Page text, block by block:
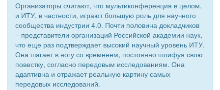
Организаторы считают, что мультиконференция в целом,
и ИТУ, в частности, играют большую роль для научного
сообщества индустрии 4.0. Почти половина докладчиков
– представители организаций Российской академии наук,
что еще раз подтверждает высокий научный уровень ИТУ.
Она шагает в ногу со временем, постоянно шлифуя свою
повестку, согласно передовым исследованиям. Она
адаптивна и отражает реальную картину самых
передовых исследований.